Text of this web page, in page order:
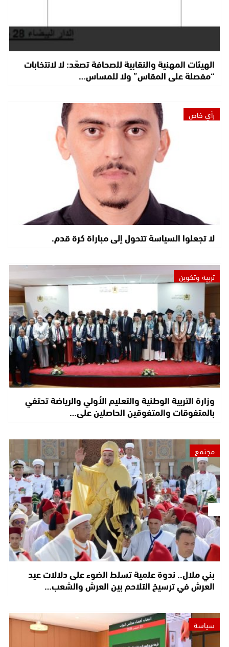
الهيئات المهنية والنقابية للصحافة تصعّد: لا لانتخابات
“مفصلة على المقاس” ولا للمساس…
رأي خاص
لا تجعلوا السياسة تتحول إلى مباراة كرة قدم.
تربية وتكوين
وزارة التربية الوطنية والتعليم الأولي والرياضة تحتفي
بالمتفوقات والمتفوقين الحاصلين على…
مجتمع
بني ملال.. ندوة علمية تسلط الضوء على دلالات عيد
العرش في ترسيخ التلاحم بين العرش والشعب…
سياسة